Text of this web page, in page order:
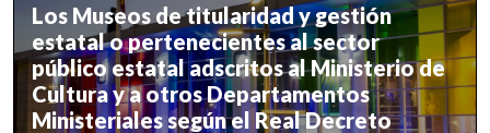
Los Museos de titularidad y gestión
estatal o pertenecientes al sector
público estatal adscritos al Ministerio de
Cultura y a otros Departamentos
Ministeriales según el Real Decreto